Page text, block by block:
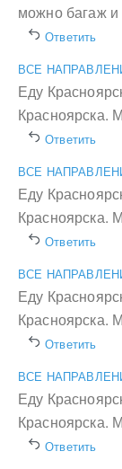
можно багаж
Ответить
ВСЕ
Еду
Красноярска.
Ответить
ВСЕ
Еду
Красноярска.
Ответить
ВСЕ
Еду
Красноярска.
Ответить
ВСЕ
Еду
Красноярска.
Ответить